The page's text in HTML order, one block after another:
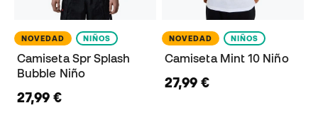
NOVEDAD NIÑOS
Camiseta Spr Splash
Bubble Niño
27,99 €
NOVEDAD NIÑOS
Camiseta Mint 10 Niño
27,99 €